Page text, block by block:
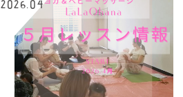
2026.04